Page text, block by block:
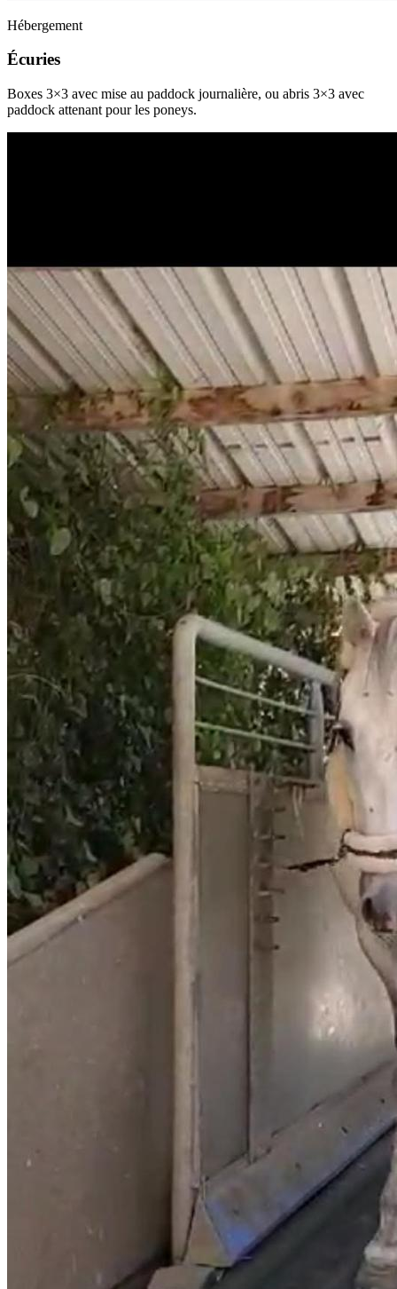
Hébergement
Écuries
Boxes 3×3 avec mise au paddock journalière, ou abris 3×3 avec
paddock attenant pour les poneys.